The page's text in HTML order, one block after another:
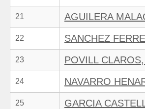
21 AGUILERA
22 SANCHEZ
23 POVILL
24 NAVARRO
25 GARCIA